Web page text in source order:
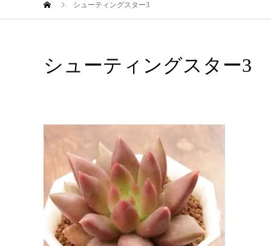
シューティングスター3
シューティングスター3